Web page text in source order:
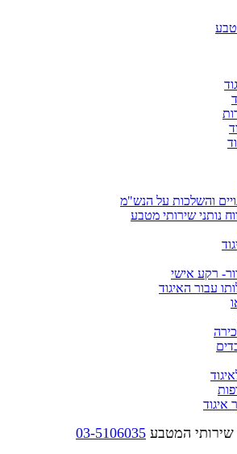
והשלכות על הנש"מ
נותני שירותי מטבע
רקע אישי
עבור האיגוד
איגוד
שירותי המטבע 03-5106035